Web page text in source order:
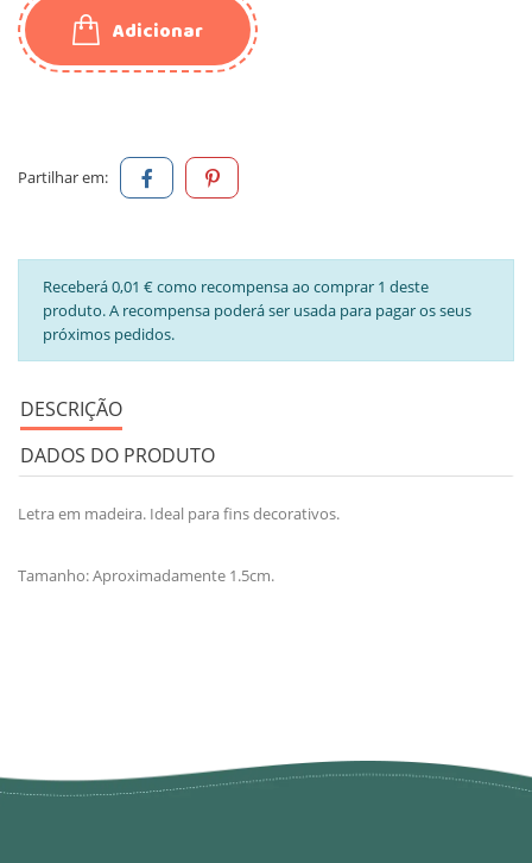
Adicionar
Partilhar em:
Receberá 0,01 € como recompensa ao comprar 1 deste
produto. A recompensa poderá ser usada para pagar os seus
próximos pedidos.
DESCRIÇÃO
DADOS DO PRODUTO
Letra em madeira. Ideal para fins decorativos.
Tamanho: Aproximadamente 1.5cm.